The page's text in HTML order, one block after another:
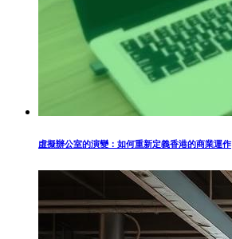
虛擬辦公室的演變：如何重新定義香港的商業運作